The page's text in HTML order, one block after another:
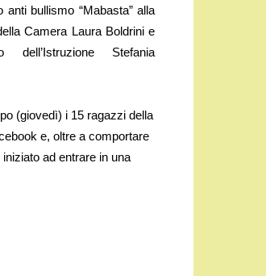
anti bullismo “Mabasta” alla
Camera Laura Boldrini e
dell’Istruzione Stefania
(giovedì) i 15 ragazzi della
e, oltre a comportare
ad entrare in una